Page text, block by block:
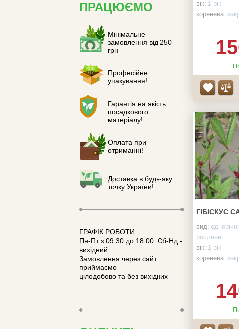
ПРАЦЮЄМО
Мінімальне
замовлення від 250
грн
Професійне
упакування!
Гарантія на якість
посадкового
матеріалу!
Оплата при
отриманні!
Доставка в будь-яку
точку України!
ГРАФІК РОБОТИ
Пн-Пт з 09:30 до 18:00. Сб-Нд -
вихідний
Замовлення через сайт
приймаємо
цілодобово та без вихідних
вік: 1 рік
коренева:
ГІБІСКУС
вид:
рослини
вік: 1 рік
коренева: